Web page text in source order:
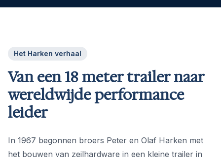
Het Harken verhaal
Van een 18 meter trailer naar
wereldwijde performance
leider
In 1967 begonnen broers Peter en Olaf Harken met
het bouwen van zeilhardware in een kleine trailer in